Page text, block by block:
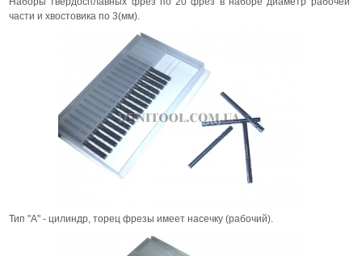
части и хвостовика по 3(мм).
Тип "А" - цилиндр, торец фрезы имеет насечку (рабочий).